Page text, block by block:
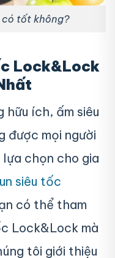
có tốt không?
Lock&Lock
hữu ích, ấm siêu
được mọi người
chọn cho gia
siêu tốc
có thể tham
Lock&Lock mà
tôi giới thiệu